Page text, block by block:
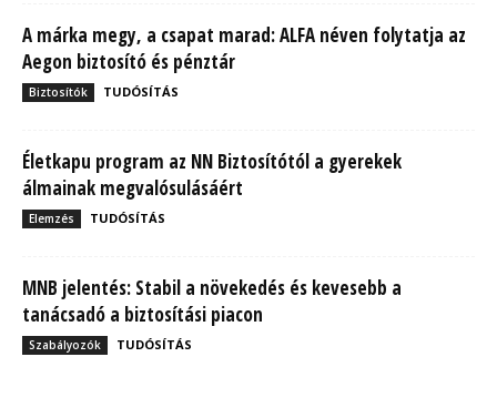
A márka megy, a csapat marad: ALFA néven folytatja az
Aegon biztosító és pénztár
Biztosítók TUDÓSÍTÁS
Életkapu program az NN Biztosítótól a gyerekek
álmainak megvalósulásáért
Elemzés TUDÓSÍTÁS
MNB jelentés: Stabil a növekedés és kevesebb a
tanácsadó a biztosítási piacon
Szabályozók TUDÓSÍTÁS